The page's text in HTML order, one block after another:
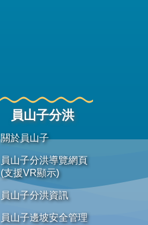
員山子分洪
關於員山子
員山子分洪導覽網頁
(支援VR顯示)
員山子分洪資訊
員山子邊坡安全管理